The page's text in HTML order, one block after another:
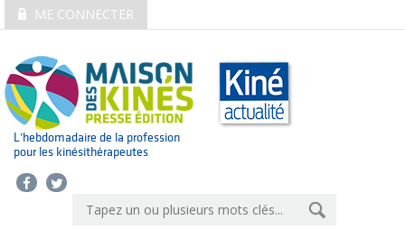
ME CONNECTER
L’hebdomadaire de la profession
pour les kinésithérapeutes